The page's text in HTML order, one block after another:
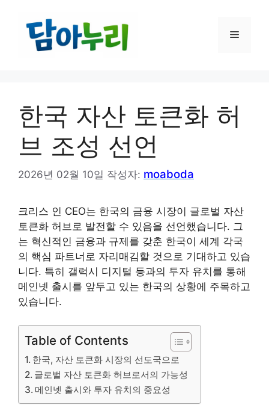
메
한국 자산 토큰화 허
브 조성 선언
2026년 02월 10일 작성자: moaboda
크리스 인 CEO는 한국의 금융 시장이 글로벌 자산
토큰화 허브로 발전할 수 있음을 선언했습니다. 그
는 혁신적인 금융과 규제를 갖춘 한국이 세계 각국
의 핵심 파트너로 자리매김할 것으로 기대하고 있습
니다. 특히 갤럭시 디지털 등과의 투자 유치를 통해
메인넷 출시를 앞두고 있는 한국의 상황에 주목하고
있습니다.
Table of Contents
한국, 자산 토큰화 시장의 선도국으로
글로벌 자산 토큰화 허브로서의 가능성
메인넷 출시와 투자 유치의 중요성